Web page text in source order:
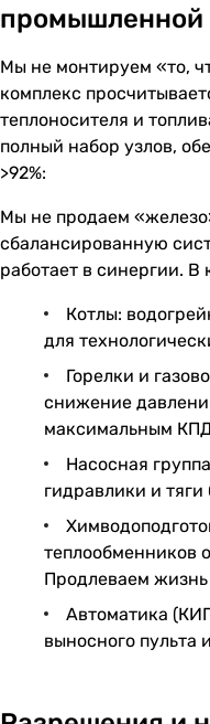
промышленной
Мы не монтируем «то,
комплекс
теплоносителя и
полный набор узлов,
>92%:
Мы не продаем
сбалансированную
работает в синергии. В
Котлы:
для
Горелки и
снижение
максимальным
Насосная
гидравлики и
теплообменников
Продлеваем
Автоматика
выносного пульта